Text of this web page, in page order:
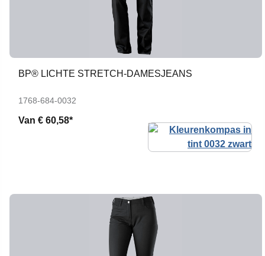
BP® LICHTE STRETCH-DAMESJEANS
1768-684-0032
Van € 60,58*